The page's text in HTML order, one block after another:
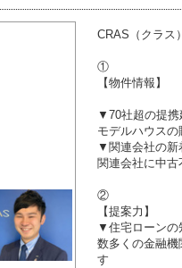
CRAS（クラス
①
【物件情報】
▼70社超の提携
モデルハウス
▼関連会社の新
関連会社に中
②
【提案力】
▼住宅ローンの
数多くの金融
す